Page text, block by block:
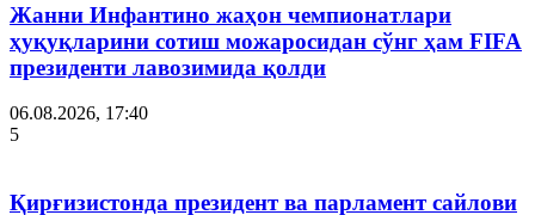
Жанни Инфантино жаҳон чемпионатлари
ҳуқуқларини сотиш можаросидан сўнг ҳам FIFA
президенти лавозимида қолди
06.08.2026, 17:40
5
Қирғизистонда президент ва парламент сайлови